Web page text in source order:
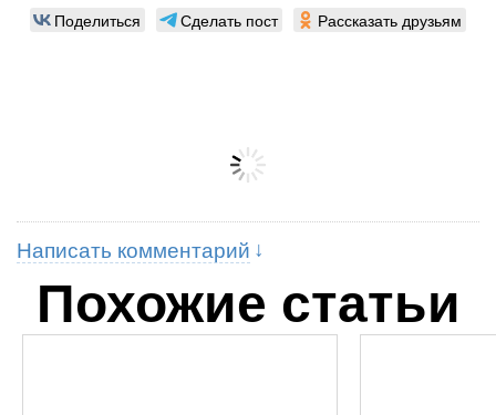
Поделиться Сделать пост Рассказать друзьям
Написать комментарий
Похожие статьи